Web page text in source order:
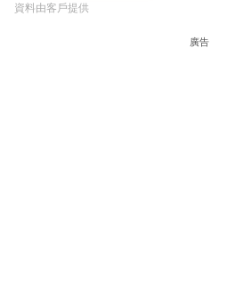
資料由客戶提供
廣告